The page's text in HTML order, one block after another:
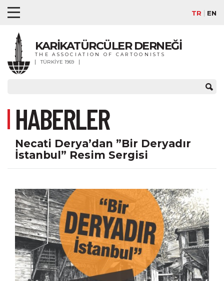
TR EN
KARİKATÜRCÜLER DERNEĞİ
THE ASSOCIATION OF CARTOONISTS
TÜRKİYE 1969
HABERLER
Necati Derya’dan ”Bir Deryadır
İstanbul” Resim Sergisi